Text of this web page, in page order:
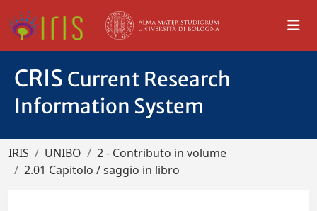
CRIS Current Research
Information System
IRIS UNIBO
2 - Contributo in volume
2.01 Capitolo / saggio in libro